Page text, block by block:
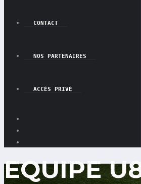
CONTACT
NOS PARTENAIRES
ACCÈS PRIVÉ
EQUIPE